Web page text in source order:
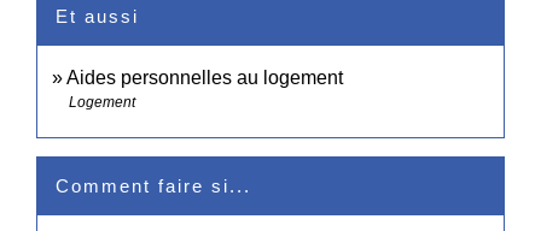
Et aussi
Aides personnelles au logement
Logement
Comment faire si...